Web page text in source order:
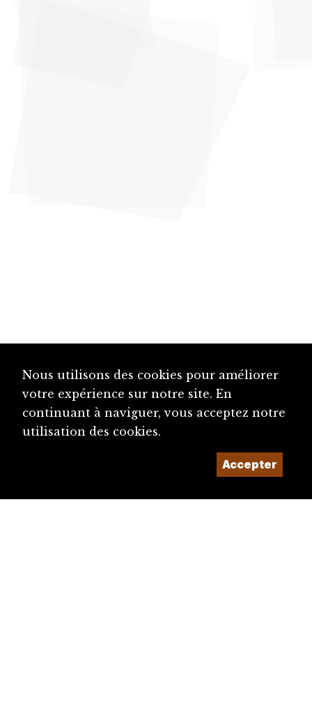
Nous utilisons des cookies pour améliorer
votre expérience sur notre site. En
continuant à naviguer, vous acceptez notre
utilisation des cookies.
Accepter